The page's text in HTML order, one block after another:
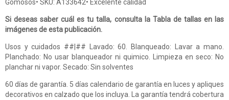
Gomosos• SKU: A133642• Excelente calidad
Si deseas saber cuál es tu talla, consulta la Tabla de tallas en las
imágenes de esta publicación.
Usos y cuidados ##|## Lavado: 60. Blanqueado: Lavar a mano.
Planchado: No usar blanqueador ni quimico. Limpieza en seco: No
planchar ni vapor. Secado: Sin solventes
60 días de garantía. 5 días calendario de garantía en luces y apliques
decorativos en calzado que los incluya. La garantía tendrá cobertura